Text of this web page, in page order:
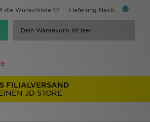
die Wunschliste Lieferung Nach...
Dein Warenkorb ist leer.
FILIALVERSAND
JD STORE